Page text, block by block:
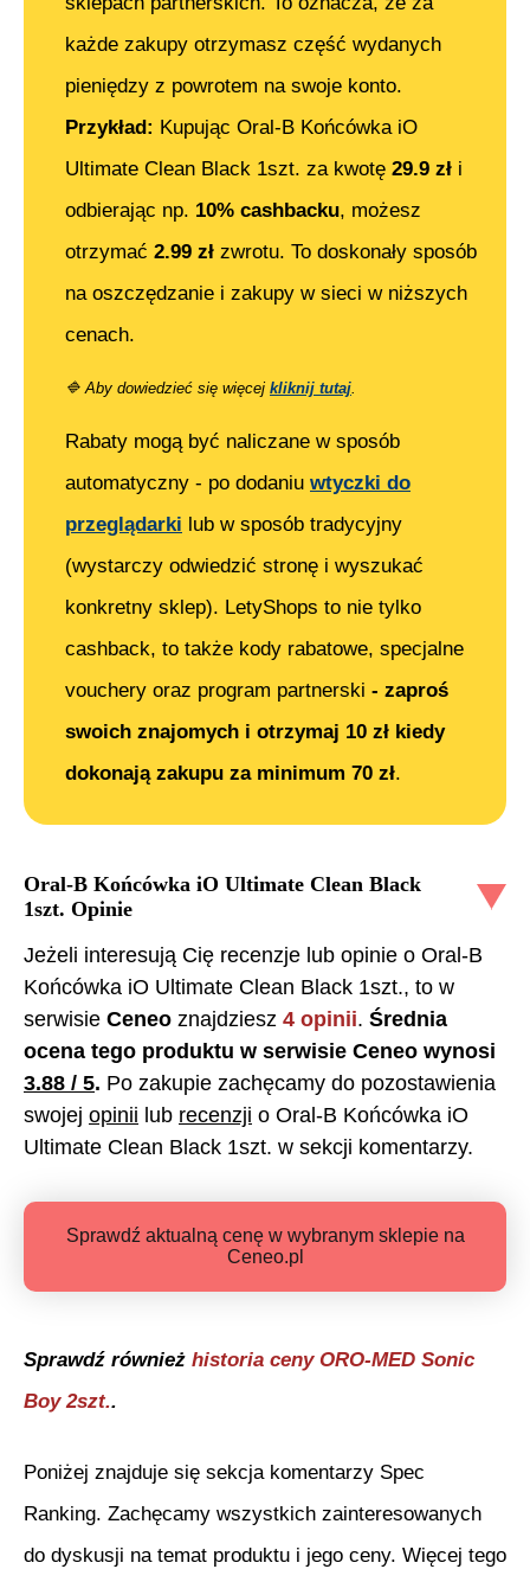
każde zakupy otrzymasz część wydanych
pieniędzy z powrotem na swoje konto.
Przykład: Kupując Oral-B Końcówka iO
Ultimate Clean Black 1szt. za kwotę 29.9 zł i
odbierając np. 10% cashbacku, możesz
otrzymać 2.99 zł zwrotu. To doskonały sposób
na oszczędzanie i zakupy w sieci w niższych
cenach.
🔷 Aby dowiedzieć się więcej kliknij tutaj
Rabaty mogą być naliczane w sposób
automatyczny - po dodaniu wtyczki do
przeglądarki lub w sposób tradycyjny
(wystarczy odwiedzić stronę i wyszukać
konkretny sklep). LetyShops to nie tylko
cashback, to także kody rabatowe, specjalne
vouchery oraz program partnerski - zaproś
swoich znajomych i otrzymaj 10 zł kiedy
dokonają zakupu za minimum 70 zł.
Oral-B Końcówka iO Ultimate Clean Black
1szt. Opinie
Jeżeli interesują Cię recenzje lub opinie o Oral-B
Końcówka iO Ultimate Clean Black 1szt., to w
serwisie Ceneo znajdziesz 4 opinii. Średnia
ocena tego produktu w serwisie Ceneo wynosi
3.88 / 5. Po zakupie zachęcamy do pozostawienia
swojej opinii lub recenzji o Oral-B Końcówka iO
Ultimate Clean Black 1szt. w sekcji komentarzy.
Sprawdź aktualną cenę w wybranym sklepie na
Ceneo.pl
Sprawdź również historia ceny ORO-MED Sonic
Boy 2szt..
Poniżej znajduje się sekcja komentarzy Spec
Ranking. Zachęcamy wszystkich zainteresowanych
do dyskusji na temat produktu i jego ceny. Więcej tego